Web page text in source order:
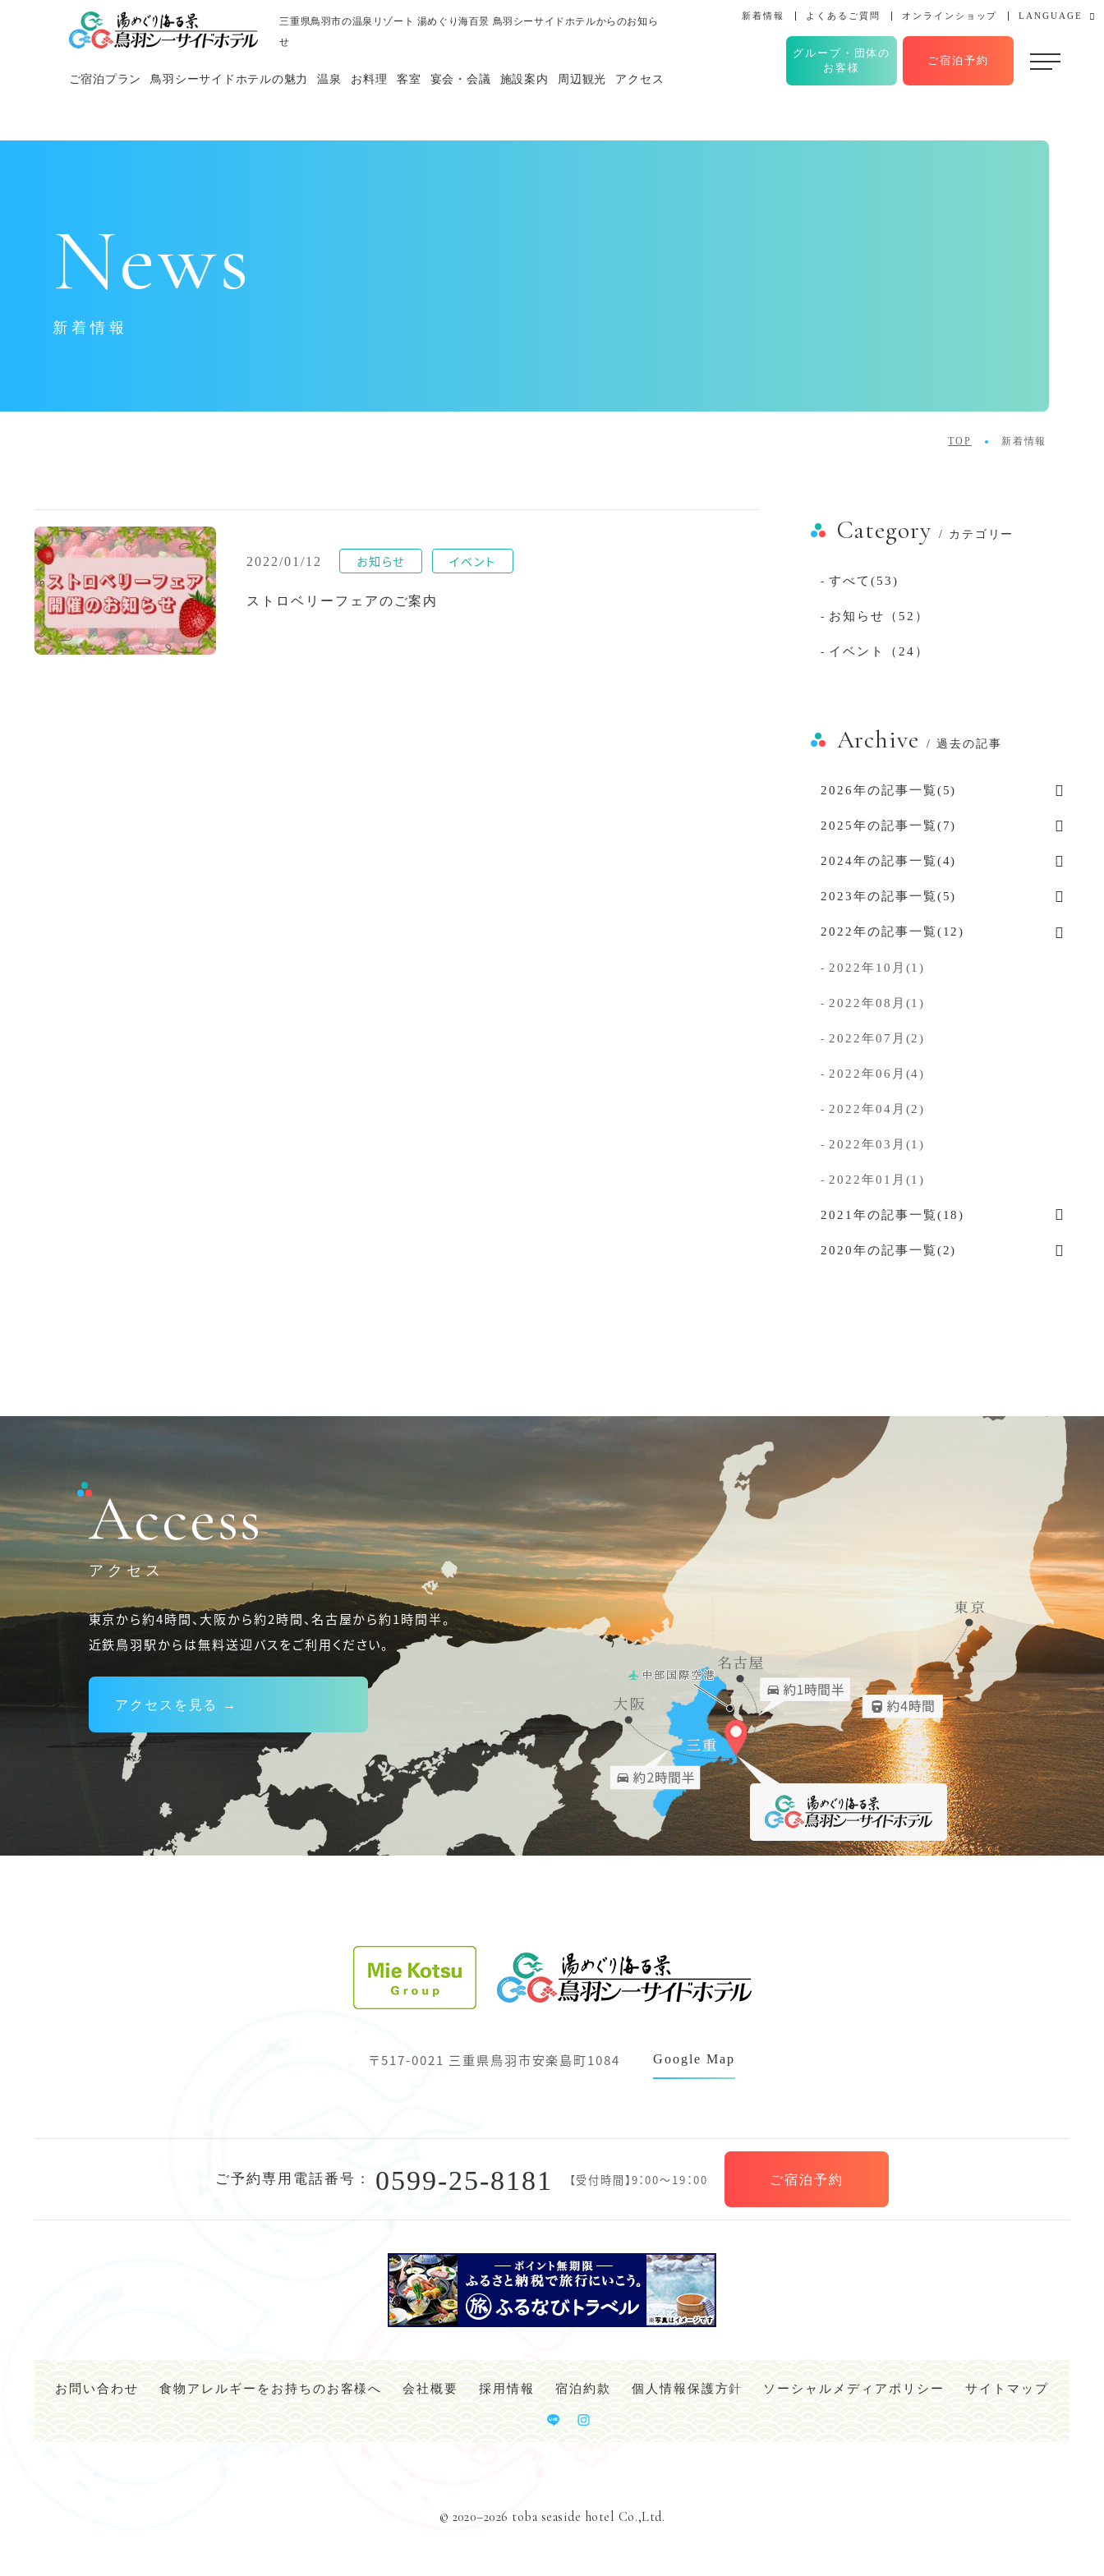
三重県鳥羽市の温泉リゾート 湯めぐり海百景 鳥羽シーサイドホテルからのお知ら
せ
ご宿泊プラン 鳥羽シーサイドホテルの魅力 温泉 お料理 客室 宴会・会議 施設案内 周辺観光 アクセス
新着情報 よくあるご質問 オンラインショップ LANGUAGE
グループ・団体の
お客様
ご宿泊予約
News
新着情報
TOP 新着情報
2022/01/12 お知らせ イベント
ストロベリーフェアのご案内
Category / カテゴリー
- すべて(53)
- お知らせ（52）
- イベント（24）
Archive / 過去の記事
2026年の記事一覧(5)
2025年の記事一覧(7)
2024年の記事一覧(4)
2023年の記事一覧(5)
2022年の記事一覧(12)
- 2022年10月(1)
- 2022年08月(1)
- 2022年07月(2)
- 2022年06月(4)
- 2022年04月(2)
- 2022年03月(1)
- 2022年01月(1)
2021年の記事一覧(18)
2020年の記事一覧(2)
Access
アクセス
東京から約4時間、大阪から約2時間、名古屋から約1時間半。
近鉄鳥羽駅からは無料送迎バスをご利用ください。
アクセスを見る →
〒517-0021 三重県鳥羽市安楽島町1084 Google Map
ご予約専用電話番号： 0599-25-8181 【受付時間】9：00～19：00 ご宿泊予約
お問い合わせ 食物アレルギーをお持ちのお客様へ 会社概要 採用情報 宿泊約款 個人情報保護方針 ソーシャルメディアポリシー サイトマップ
© 2020–2026 toba seaside hotel Co.,Ltd.